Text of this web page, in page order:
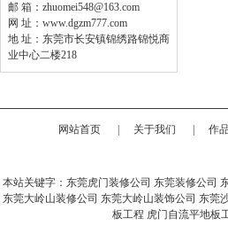
邮 箱：zhuomei548@163.com
网 址：www.dgzm777.com
地 址：东莞市长安镇锦绣路锦悦商
业中心二楼218
网站首页 关于我们 作
本站关键字： 东莞虎门装修公司 东莞装修公司
东莞大岭山装修公司 东莞大岭山装饰公司 东莞
板工程 虎门自流平地板